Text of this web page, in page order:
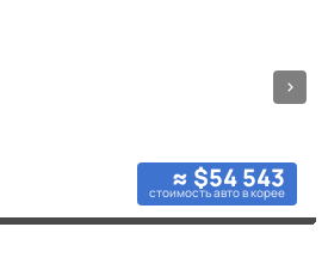
≈ $54 543
стоимость авто в корее